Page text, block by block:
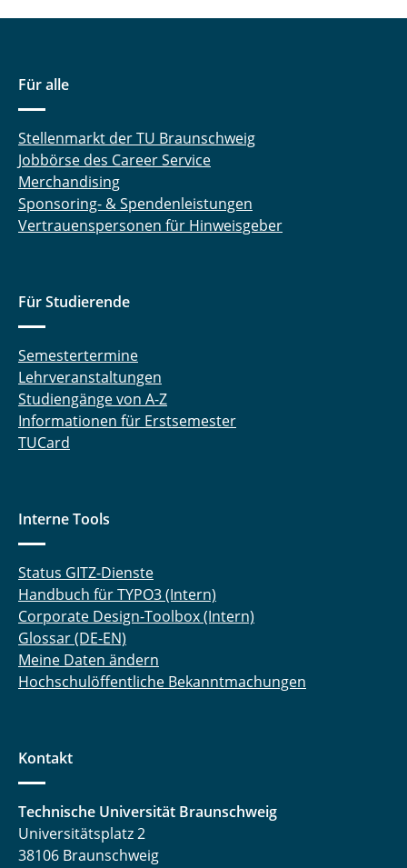
Für alle
Stellenmarkt der TU Braunschweig
Jobbörse des Career Service
Merchandising
Sponsoring- & Spendenleistungen
Vertrauenspersonen für Hinweisgeber
Für Studierende
Semestertermine
Lehrveranstaltungen
Studiengänge von A-Z
Informationen für Erstsemester
TUCard
Interne Tools
Status GITZ-Dienste
Handbuch für TYPO3 (Intern)
Corporate Design-Toolbox (Intern)
Glossar (DE-EN)
Meine Daten ändern
Hochschulöffentliche Bekanntmachungen
Kontakt
Technische Universität Braunschweig
Universitätsplatz 2
38106 Braunschweig